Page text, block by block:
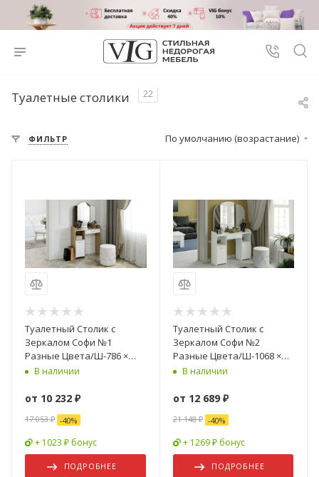
Туалетные столики 22
ФИЛЬТР По умолчанию (возрастание)
Туалетный Столик с
Зеркалом Софи №1
Разные Цвета/Ш-786 ×
Г-330 × В-1520 мм
В наличии
от 10 232 ₽
17 053 ₽ -40%
+ 1023 ₽ бонус
ПОДРОБНЕЕ
Туалетный Столик с
Зеркалом Софи №2
Разные Цвета/Ш-1068 ×
Г-330 × В-1620 мм
В наличии
от 12 689 ₽
21 148 ₽ -40%
+ 1269 ₽ бонус
ПОДРОБНЕЕ